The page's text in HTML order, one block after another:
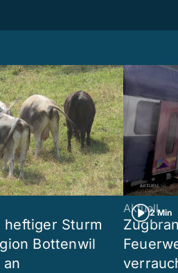
heftiger Sturm
Bottenwil
2 Min
Aktuell